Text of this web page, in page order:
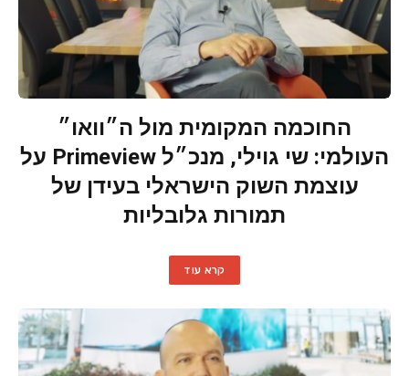
החוכמה המקומית מול ה״וואו״
העולמי: שי גוילי, מנכ״ל Primeview על
עוצמת השוק הישראלי בעידן של
תמורות גלובליות
קרא עוד